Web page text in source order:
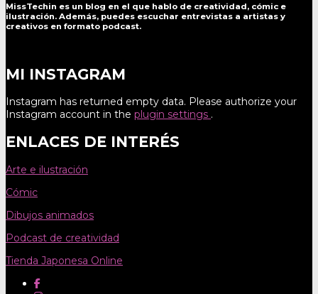
MissTechin es un blog en el que hablo de creatividad, cómic e
ilustración. Además, puedes escuchar entrevistas a artistas y
creativos en formato podcast.
MI INSTAGRAM
Instagram has returned empty data. Please authorize your
Instagram account in the plugin settings .
ENLACES DE INTERÉS
Arte e ilustración
Cómic
Dibujos animados
Podcast de creatividad
Tienda Japonesa Online